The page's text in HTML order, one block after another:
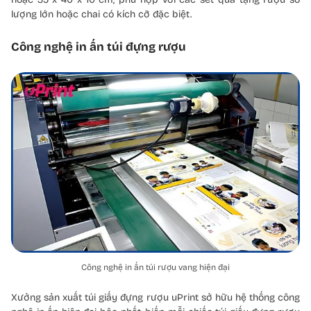
lượng lớn hoặc chai có kích cỡ đặc biệt.
Công nghệ in ấn túi đựng rượu
Công nghệ in ấn túi rượu vang hiện đại
Xưởng sản xuất túi giấy đựng rượu uPrint sở hữu hệ thống công